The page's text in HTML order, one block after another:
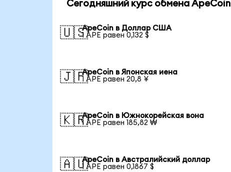
Сегодняшний курс обмена ApeCoin
🇺🇸ApeCoin в Доллар США
1 APE равен 0,132 $
🇯🇵ApeCoin в Японская иена
1 APE равен 20,8 ¥
🇰🇷ApeCoin в Южнокорейская вона
1 APE равен 185,82 ₩
🇦🇺ApeCoin в Австралийский доллар
1 APE равен 0,1867 $